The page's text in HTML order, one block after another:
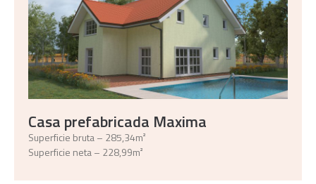
Casa prefabricada Maxima
Superficie bruta – 285,34m²
Superficie neta – 228,99m²